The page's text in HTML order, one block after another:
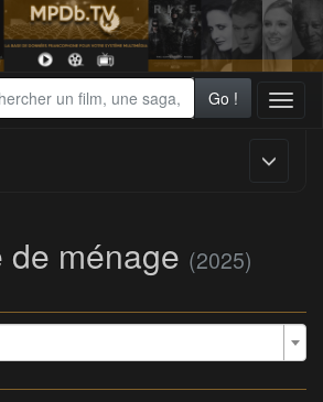
Go !
de ménage (2025)